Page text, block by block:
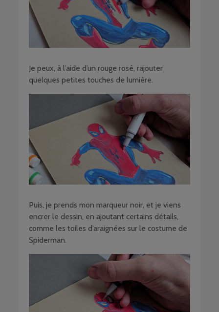
Je peux, à l’aide d’un rouge rosé, rajouter
quelques petites touches de lumière.
Puis, je prends mon marqueur noir, et je viens
encrer le dessin, en ajoutant certains détails,
comme les toiles d’araignées sur le costume de
Spiderman.